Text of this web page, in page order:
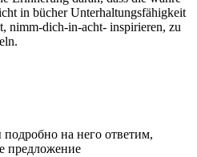
in bücher Unterhaltungsfähigkeit
nimm-dich-in-acht- inspirieren, zu
на него ответим,
предложение